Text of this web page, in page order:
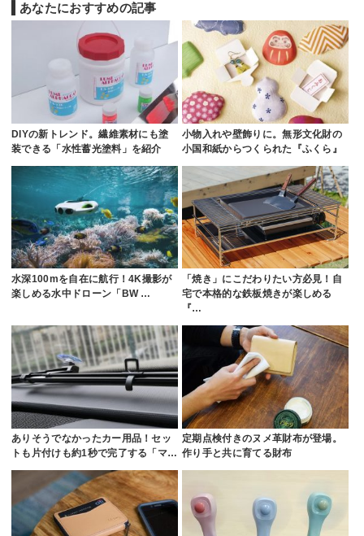
あなたにおすすめの記事
DIYの新トレンド。繊維素材にも塗
装できる「水性蓄光塗料」を紹介
小物入れや壁飾りに。無形文化財の
小国和紙からつくられた『ふくら』
水深100mを自在に航行！4K撮影が
楽しめる水中ドローン「BW …
「焼き」にこだわりたい方必見！自
宅で本格的な鉄板焼きが楽しめる
『…
ありそうでなかったカー用品！セッ
トも片付けも約1秒で完了する「マ…
定期点検付きのヌメ革財布が登場。
作り手と共に育てる財布